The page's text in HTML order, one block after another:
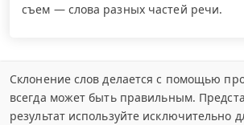
съем — слова разных частей речи.
Склонение слов делается с помощью
всегда может быть правильным.
результат используйте исключительно